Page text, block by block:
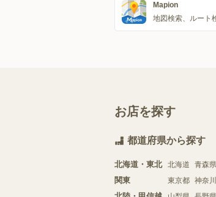
Mapion
地図検索、ルート
お店を探す
都道府県から探す
北海道・東北 北海道 青森県
関東 東京都 神奈